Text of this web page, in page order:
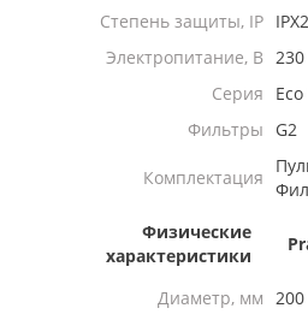
Степень защиты, IP IPX2
Электропитание, В 230
Серия
Фильтры
G2
Комплектация
Физические
характеристики
Диаметр, мм
200